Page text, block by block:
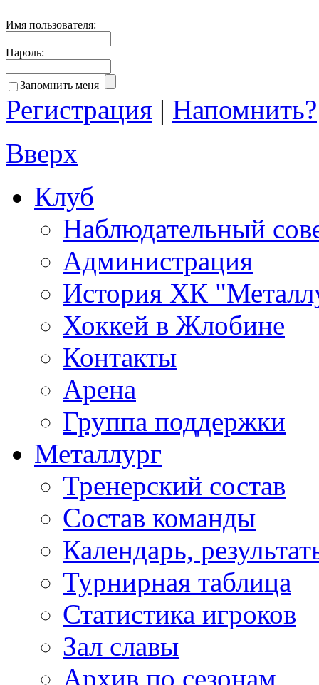
Имя пользователя:
Пароль:
Запомнить меня
Регистрация | Напомнить?
Вверх
Клуб
Наблюдательный
Администрация
История ХК
Хоккей в Жлобине
Контакты
Арена
Группа поддержки
Металлург
Тренерский состав
Состав команды
Календарь,
Турнирная таблица
Статистика игроков
Зал славы
Архив по сезонам